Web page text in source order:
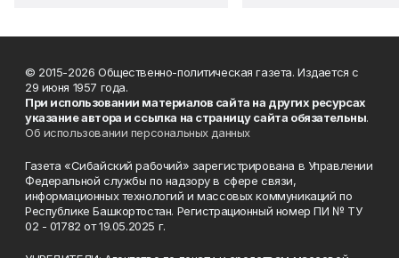
© 2015-2026 Общественно-политическая газета. Издается с
29 июня 1957 года.
При использовании материалов сайта на других ресурсах
указание автора и ссылка на страницу сайта обязательны.
Об использовании персональных данных
Газета «Сибайский рабочий» зарегистрирована в Управлении
Федеральной службы по надзору в сфере связи,
информационных технологий и массовых коммуникаций по
Республике Башкортостан. Регистрационный номер ПИ № ТУ
02 - 01782 от 19.05.2025 г.